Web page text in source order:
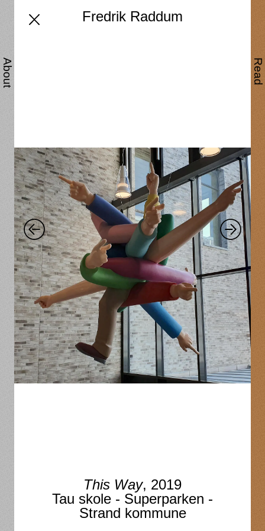
Fredrik Raddum
About Read
This Way, 2019
Tau skole - Superparken -
Strand kommune